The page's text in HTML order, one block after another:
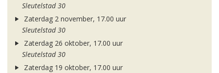
Sleutelstad 30
Zaterdag 2 november, 17.00 uur
Sleutelstad 30
Zaterdag 26 oktober, 17.00 uur
Sleutelstad 30
Zaterdag 19 oktober, 17.00 uur